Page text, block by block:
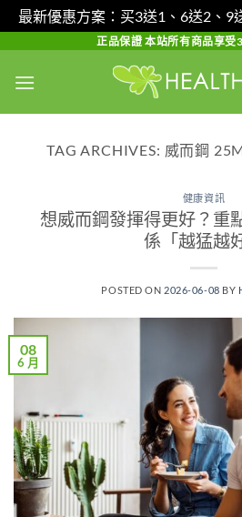
最新優惠方案：买3送1、6送2、9
content
正品保證 本站所有商品享受
TAG ARCHIVES: 威而鋼
健康資訊
想威而鋼發揮得更好？重
係「越猛越好
POSTED ON 2026-06-08 BY
08
6 月